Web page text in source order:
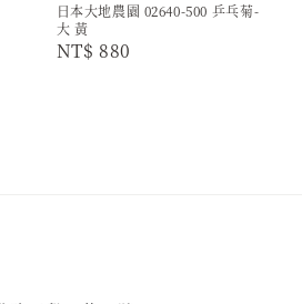
日本大地農園 02640-500 乒乓菊-
大 黃
Regular
NT$ 880